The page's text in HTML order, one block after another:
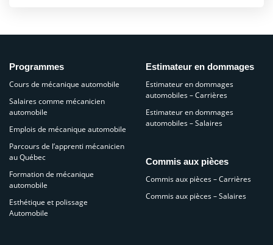
Programmes
Cours de mécanique automobile
Salaires comme mécanicien
automobile
Emplois de mécanique automobile
Parcours de l’apprenti mécanicien
au Québec
Formation de mécanique
automobile
Esthétique et polissage
Automobile
Estimateur en dommages
Estimateur en dommages
automobiles – Carrières
Estimateur en dommages
automobiles – Salaires
Commis aux pièces
Commis aux pièces – Carrières
Commis aux pièces – Salaires